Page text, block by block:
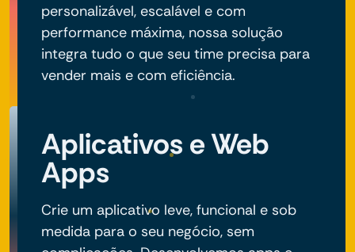
personalizável, escalável e com
performance máxima, nossa solução
integra tudo o que seu time precisa para
vender mais e com eficiência.
Aplicativos e Web
Apps
Crie um aplicativo leve, funcional e sob
medida para o seu negócio, sem